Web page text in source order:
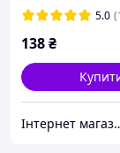
5.0
138₴
Інтернет